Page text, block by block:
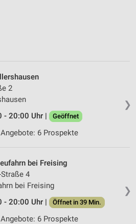
❯
2
- 20:00 Uhr |
Geöffnet
6 Prospekte
❯
bei Freising
4
bei Freising
- 20:00 Uhr |
Öffnet in 39 Min.
6 Prospekte